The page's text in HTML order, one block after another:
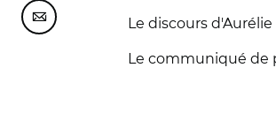
Partager cette page sur Courriel
Le discours
Le communiqué de